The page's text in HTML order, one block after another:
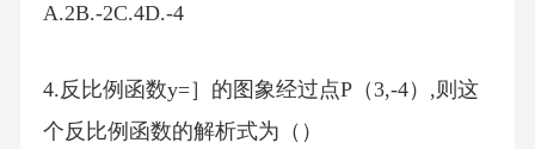
A.2B.-2C.4D.-4
4.反比例函数y=］的图象经过点P（3,-4）,则这
个反比例函数的解析式为（）